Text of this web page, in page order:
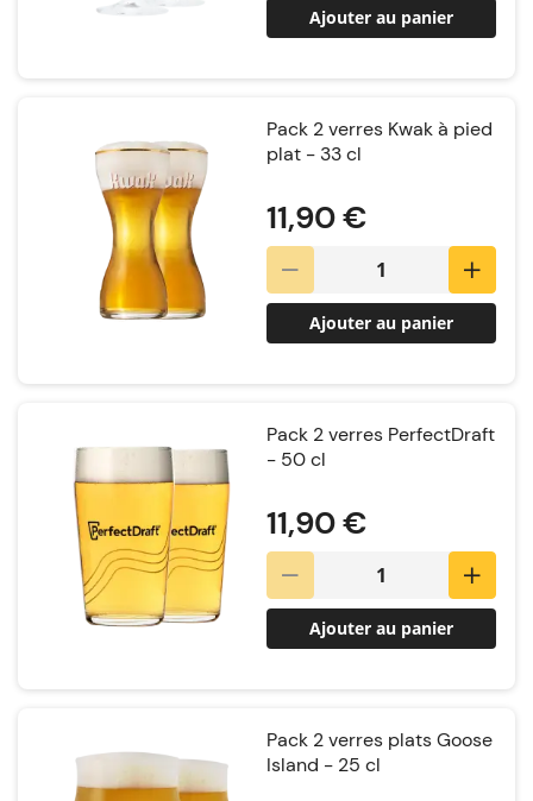
Ajouter au panier
Pack 2 verres Kwak à pied
plat - 33 cl
11,90 €
Ajouter au panier
Pack 2 verres PerfectDraft
- 50 cl
11,90 €
Ajouter au panier
Pack 2 verres plats Goose
Island - 25 cl